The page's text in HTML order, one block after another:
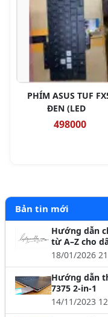
PHÍM ASUS TUF
ĐEN (LED
498000
Bản tin mới
Hướng dẫn
từ A–Z cho
18/01/2026
Hướng dẫn
7375 2-in-1
14/11/2023